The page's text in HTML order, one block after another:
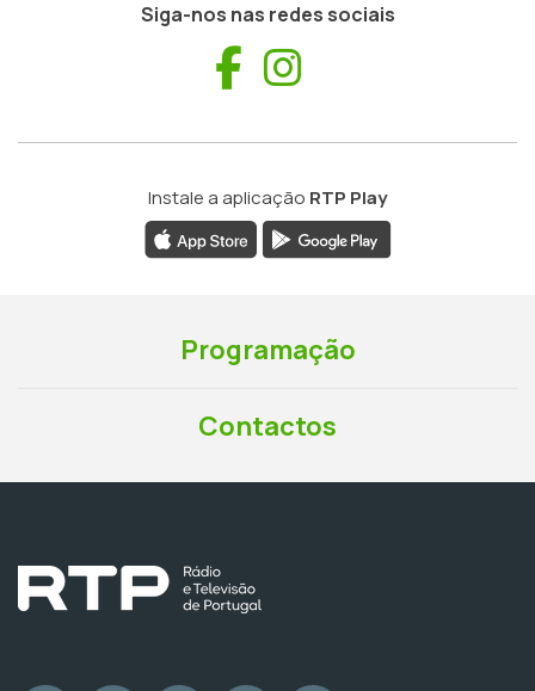
Siga-nos nas redes sociais
Facebook
Instale a aplicação RTP Play
Programação
Contactos